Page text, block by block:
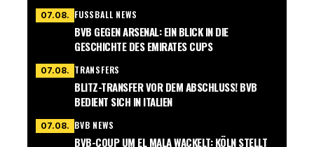
07.08. FUSSBALL NEWS
BVB GEGEN ARSENAL: EIN BLICK IN DIE
GESCHICHTE DES EMIRATES CUPS
07.08. TRANSFERS
BLITZ-TRANSFER VOR DEM ABSCHLUSS! BVB
BEDIENT SICH IN ITALIEN
07.08. BVB NEWS
BVB-COUP UM EL MALA WACKELT: KÖLN STELLT